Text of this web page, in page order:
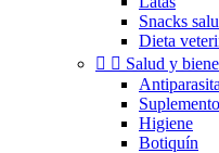
Snacks
Dieta
  Salud y
Higiene
Botiquín